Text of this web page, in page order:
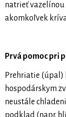
natrieť vazelínou
akomkoľvek
Prvá pomoc pri
Prehriatie (úpal)
hospodárskym
neustále
podklad (napr.